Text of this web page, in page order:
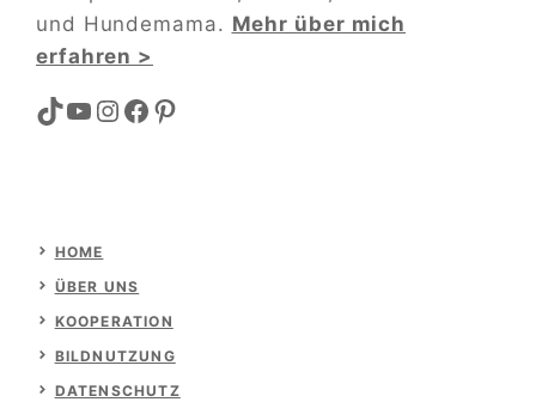
und Hundemama. Mehr über mich
erfahren >
TikTok
YouTube
Instagram
Facebook
Pinterest
HOME
ÜBER UNS
KOOPERATION
BILDNUTZUNG
DATENSCHUTZ